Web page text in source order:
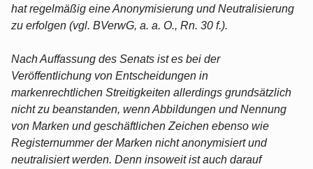
hat regelmäßig eine Anonymisierung und Neutralisierung
zu erfolgen (vgl. BVerwG, a. a. O., Rn. 30 f.).
Nach Auffassung des Senats ist es bei der
Veröffentlichung von Entscheidungen in
markenrechtlichen Streitigkeiten allerdings grundsätzlich
nicht zu beanstanden, wenn Abbildungen und Nennung
von Marken und geschäftlichen Zeichen ebenso wie
Registernummer der Marken nicht anonymisiert und
neutralisiert werden. Denn insoweit ist auch darauf